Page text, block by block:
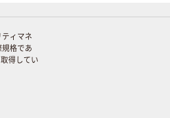
ィマネ
格であ
取得してい